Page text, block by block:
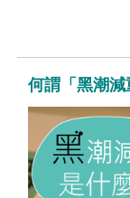
何謂「黑潮減